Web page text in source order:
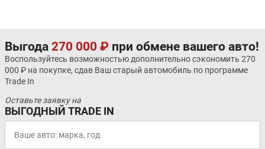
Выгода 270 000 ₽ при обмене вашего авто!
Воспользуйтесь возможностью дополнительно сэкономить 270
000 ₽ на покупке, сдав Ваш старый автомобиль по программе
Trade In
Оставьте заявку на
ВЫГОДНЫЙ TRADE IN